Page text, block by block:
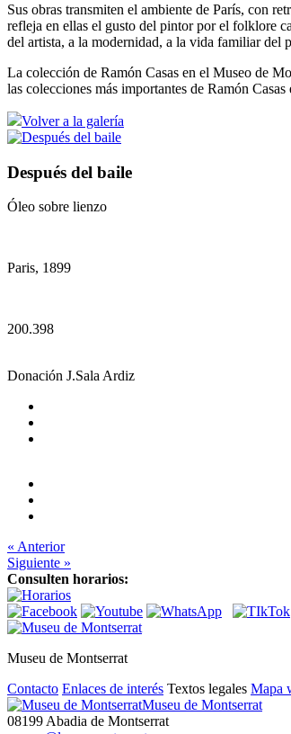
Sus obras transmiten el ambiente de París, con
refleja en ellas el gusto del pintor por el folklore
del artista, a la modernidad, a la vida familiar del
La colección de Ramón Casas en el Museo de
las colecciones más importantes de Ramón
Volver a la galería
Después del baile
Óleo sobre lienzo
Paris, 1899
200.398
Donación J.Sala Ardiz
« Anterior
Siguiente »
Consulten horarios:
Museu de Montserrat
Contacto Enlaces de interés Textos legales Mapa
Museu de Montserrat
08199 Abadia de Montserrat